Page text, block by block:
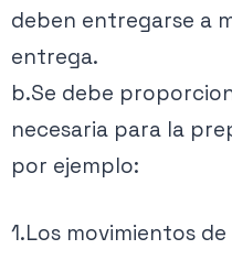
deben entregarse a
entrega.
b.Se debe
necesaria para la
por ejemplo:
1.Los movimientos